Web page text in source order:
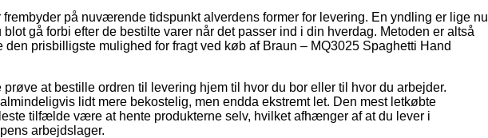
på nuværende tidspunkt alverdens former for levering. En yndling er lige nu
gå forbi efter de bestilte varer når det passer ind i din hverdag. Metoden er altså
den prisbilligste mulighed for fragt ved køb af Braun – MQ3025 Spaghetti Hand
prøve at bestille ordren til levering hjem til hvor du bor eller til hvor du arbejder.
lidt mere bekostelig, men endda ekstremt let. Den mest letkøbte
tilfælde være at hente produkterne selv, hvilket afhænger af at du lever i
arbejdslager.